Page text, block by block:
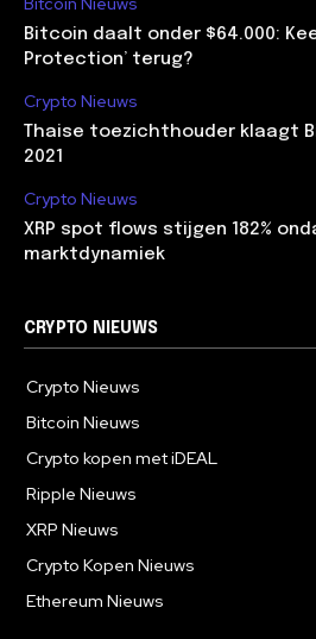
Bitcoin daalt onder $64.000:
Protection’ terug?
Crypto Nieuws
Thaise toezichthouder klaagt
2021
Crypto Nieuws
XRP spot flows stijgen 182%
marktdynamiek
CRYPTO NIEUWS
Crypto Nieuws
Bitcoin Nieuws
Crypto kopen met iDEAL
Ripple Nieuws
XRP Nieuws
Crypto Kopen Nieuws
Ethereum Nieuws